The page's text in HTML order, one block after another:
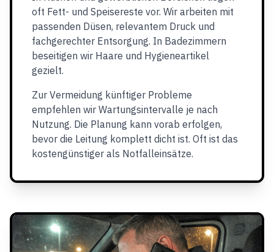
oft Fett- und Speisereste vor. Wir arbeiten mit
passenden Düsen, relevantem Druck und
fachgerechter Entsorgung. In Badezimmern
beseitigen wir Haare und Hygieneartikel
gezielt.
Zur Vermeidung künftiger Probleme
empfehlen wir Wartungsintervalle je nach
Nutzung. Die Planung kann vorab erfolgen,
bevor die Leitung komplett dicht ist. Oft ist das
kostengünstiger als Notfalleinsätze.